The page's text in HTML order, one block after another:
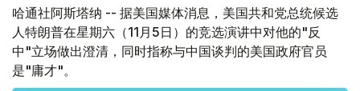
哈通社阿斯塔纳 -- 据美国媒体消息，美国共和党总统候选
人特朗普在星期六（11月5日）的竞选演讲中对他的"反
中"立场做出澄清，同时指称与中国谈判的美国政府官员
是"庸才"。